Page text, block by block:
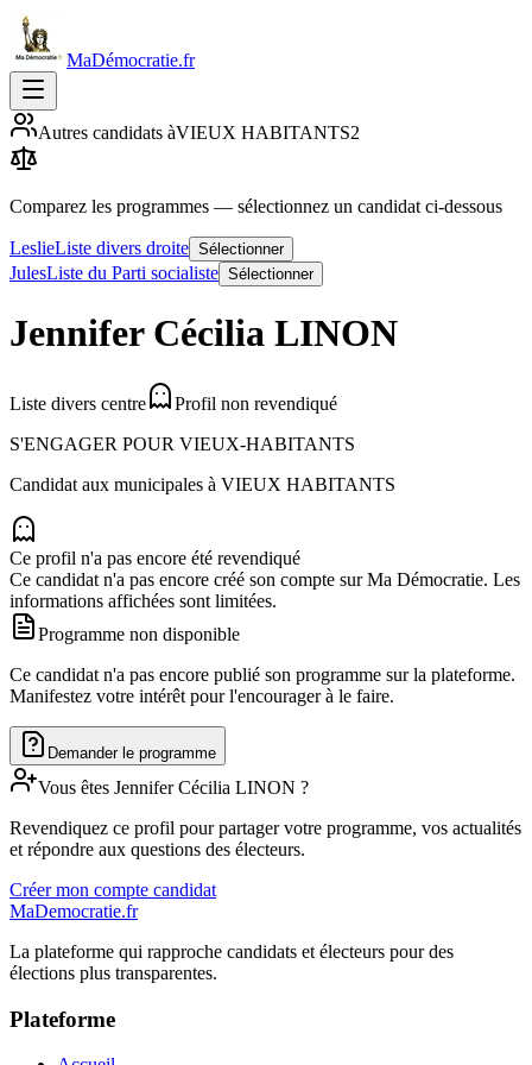
MaDémocratie.fr
Autres candidats àVIEUX HABITANTS2
Comparez les programmes — sélectionnez un candidat ci-dessous
LeslieListe divers droite Sélectionner
JulesListe du Parti socialiste Sélectionner
Jennifer Cécilia LINON
Liste divers centre
Profil non revendiqué
S'ENGAGER POUR VIEUX-HABITANTS
Candidat aux municipales à VIEUX HABITANTS
Ce profil n'a pas encore été revendiqué
Ce candidat n'a pas encore créé son compte sur Ma Démocratie. Les
informations affichées sont limitées.
Programme non disponible
Ce candidat n'a pas encore publié son programme sur la plateforme.
Manifestez votre intérêt pour l'encourager à le faire.
Demander le programme
Vous êtes Jennifer Cécilia LINON ?
Revendiquez ce profil pour partager votre programme, vos actualités
et répondre aux questions des électeurs.
Créer mon compte candidat
MaDemocratie.fr
La plateforme qui rapproche candidats et électeurs pour des
élections plus transparentes.
Plateforme